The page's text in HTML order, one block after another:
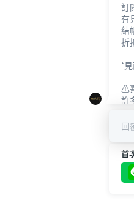
訂
有
結
折
*
⚠
許
消
〝
回